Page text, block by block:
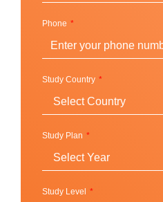
Phone
Study Country
Study Plan
Study Level